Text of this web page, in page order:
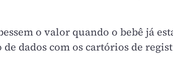
o valor quando o bebê já
dados com os cartórios de